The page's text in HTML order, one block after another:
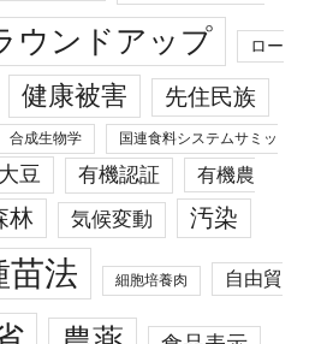
ウンドアップ ロー
健康被害 先住民族
合成生物学 国連食料システムサミッ
大豆 有機認証 有機農
林 気候変動 汚染
苗法 細胞培養肉 自由貿